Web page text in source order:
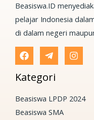
Beasiswa.ID
pelajar Indonesia
di dalam negeri
Kategori
Beasiswa LPDP 2024
Beasiswa SMA